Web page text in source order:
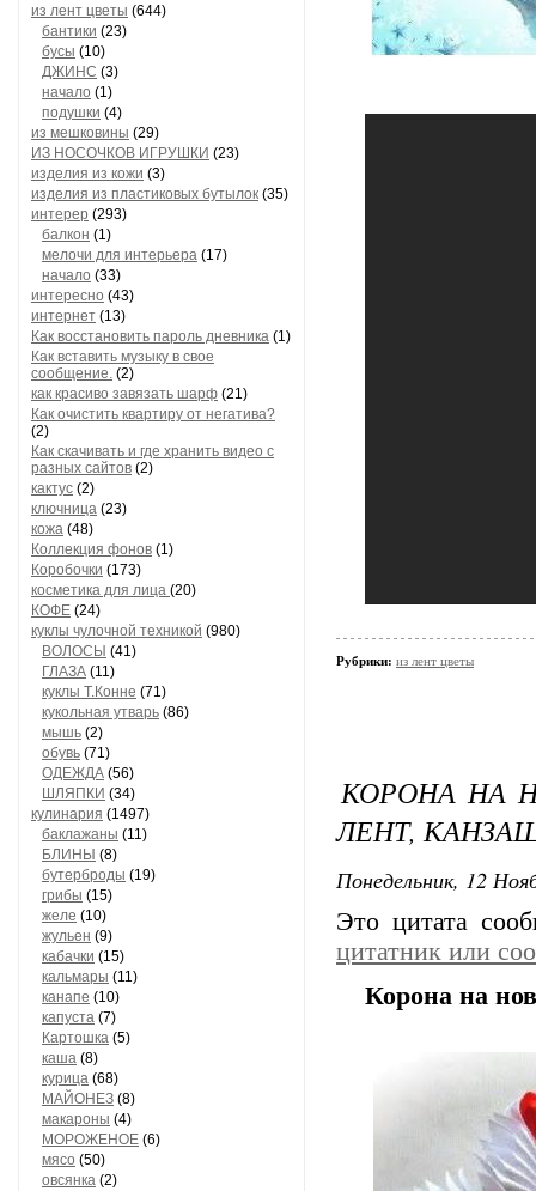
из лент цветы (644)
бантики (23)
бусы (10)
ДЖИНС (3)
начало (1)
подушки (4)
из мешковины (29)
ИЗ НОСОЧКОВ ИГРУШКИ (23)
изделия из кожи (3)
изделия из пластиковых бутылок (35)
интерер (293)
балкон (1)
мелочи для интерьера (17)
начало (33)
интересно (43)
интернет (13)
Как восстановить пароль дневника (1)
Как вставить музыку в свое
сообщение. (2)
как красиво завязать шарф (21)
Как очистить квартиру от негатива?
(2)
Как скачивать и где хранить видео с
разных сайтов (2)
кактус (2)
ключница (23)
кожа (48)
Коллекция фонов (1)
Коробочки (173)
косметика для лица (20)
КОФЕ (24)
куклы чулочной техникой (980)
ВОЛОСЫ (41)
ГЛАЗА (11)
куклы Т.Конне (71)
кукольная утварь (86)
мышь (2)
обувь (71)
ОДЕЖДА (56)
ШЛЯПКИ (34)
кулинария (1497)
баклажаны (11)
БЛИНЫ (8)
бутерброды (19)
грибы (15)
желе (10)
жульен (9)
кабачки (15)
кальмары (11)
канапе (10)
капуста (7)
Картошка (5)
каша (8)
курица (68)
МАЙОНЕЗ (8)
макароны (4)
МОРОЖЕНОЕ (6)
мясо (50)
овсянка (2)
Рубрики: из лент цветы
КОРОНА НА
ЛЕНТ,
Понедельник, 12
Это цитата
цитатник или
Корона на